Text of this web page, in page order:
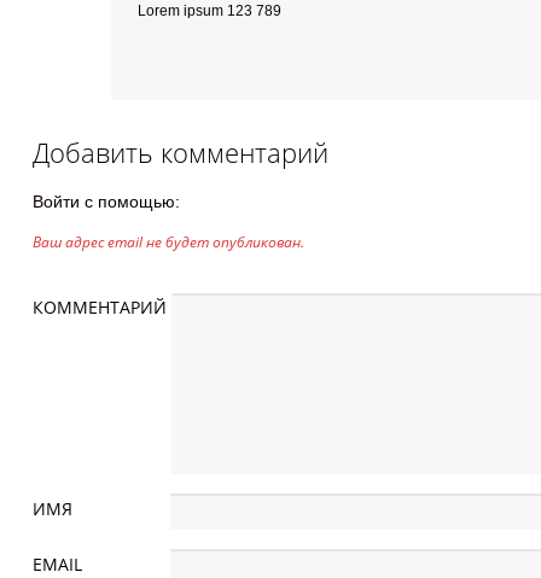
Lorem ipsum 123 789
Добавить комментарий
Войти с помощью:
Ваш адрес email не будет опубликован.
КОММЕНТАРИЙ
ИМЯ
EMAIL